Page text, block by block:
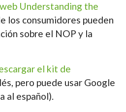
Understanding the
los consumidores pueden
sobre el NOP y la
el kit de
pero puede usar Google
al español).